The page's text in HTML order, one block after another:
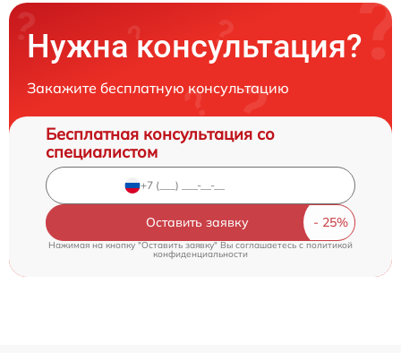
Нужна консультация?
Закажите бесплатную консультацию
Бесплатная консультация со
специалистом
Оставить заявку
Нажимая на кнопку "Оставить заявку" Вы соглашаетесь cполитикой
конфиденциальности